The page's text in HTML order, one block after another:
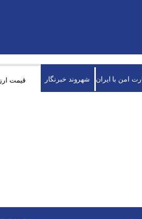
امن با ایران شهروند خبرنگار قیمت ارز